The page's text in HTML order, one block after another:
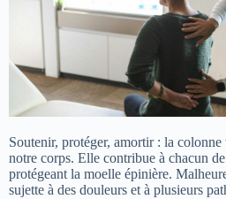
Soutenir, protéger, amortir : la colonne
notre corps. Elle contribue à chacun
protégeant la moelle épinière.
sujette à des douleurs et à plusieurs